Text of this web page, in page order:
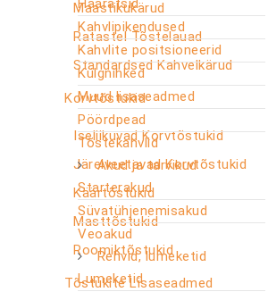
Haaratsid
Kahvlipikendused
Kahvlite positsioneerid
Külgnihked
Muud lisaseadmed
Pöördpead
Tõstekahvlid
Akud ja tarvikud
Starterakud
Süvatühjenemisakud
Veoakud
Rehvid, lumeketid
Lumeketid
Maastikukärud
Ratastel Tõstelauad
Standardsed Kahvelkärud
Korvtõstukid
Iseliikuvad Korvtõstukid
Järelveetavad Korvtõstukid
Käärtõstukid
Masttõstukid
Roomiktõstukid
Tõstukite Lisaseadmed